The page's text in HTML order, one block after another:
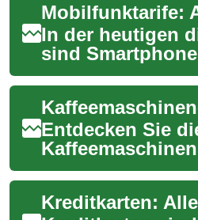
In der heutigen
sind
unverzichtbaren
geworden. Ob
Kommunikation,
Entdecken Sie
Sie das ideale
Bedürfnisse.
Filt...